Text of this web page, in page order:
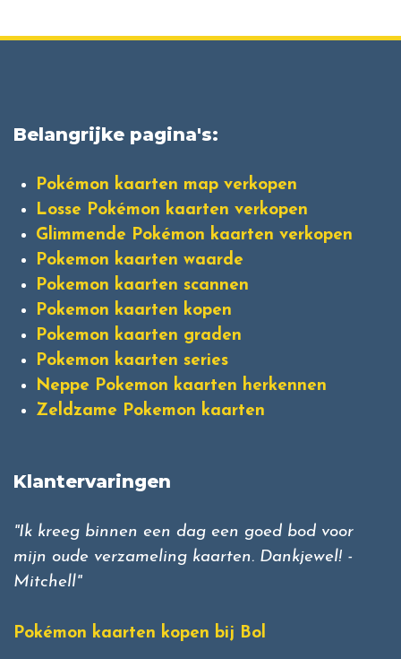
Belangrijke pagina's:
Pokémon kaarten map verkopen
Losse Pokémon kaarten verkopen
Glimmende Pokémon kaarten verkopen
Pokemon kaarten waarde
Pokemon kaarten scannen
Pokemon kaarten kopen
Pokemon kaarten graden
Pokemon kaarten series
Neppe Pokemon kaarten herkennen
Zeldzame Pokemon kaarten
Klantervaringen
"Ik kreeg binnen een dag een goed bod voor
mijn oude verzameling kaarten. Dankjewel! -
Mitchell"
Pokémon kaarten kopen bij Bol